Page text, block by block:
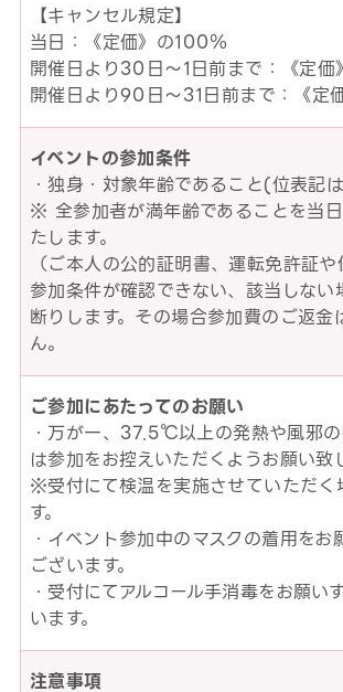
【キャンセル規定】
当日：《定価》の100％
開催日より30日～1日前まで：《定
開催日より90日～31日前まで：《定
イベントの参加条件
・独身・対象年齢であること(位表記
※ 全参加者が満年齢であることを当
たします。
（ご本人の公的証明書、運転免許証や
参加条件が確認できない、該当しない
断りします。その場合参加費のご返金
ん。
ご参加にあたってのお願い
・万が一、37.5℃以上の発熱や風邪
は参加をお控えいただくようお願い致
※受付にて検温を実施させていただく
す。
・イベント参加中のマスクの着用をお
ございます。
・受付にてアルコール手消毒をお願い
います。
注意事項